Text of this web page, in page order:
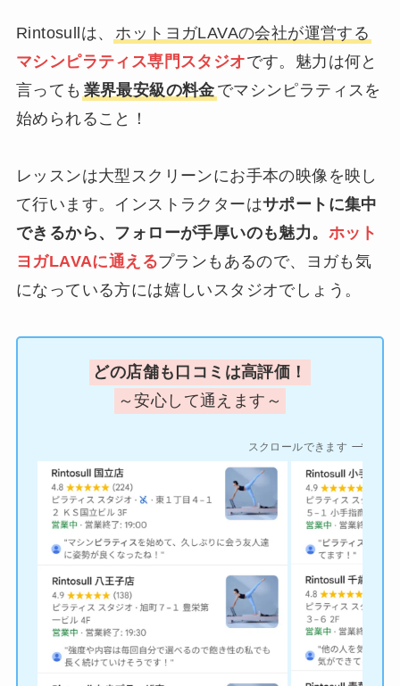
Rintosullは、
ホットヨガLAVAの会社が運営する
マシンピラティス専門スタジオです。魅力は何と
言っても 業界最安級の料金 でマシンピラティスを
始められること！
レッスンは大型スクリーンにお手本の映像を映し
て行います。インストラクターはサポートに集中
できるから、フォローが手厚いのも魅力。 ホット
ヨガLAVAに通えるプランもあるので、ヨガも気
になっている方には嬉しいスタジオでしょう。
どの店舗も口コミは高評価！
～安心して通えます～
スクロールできます